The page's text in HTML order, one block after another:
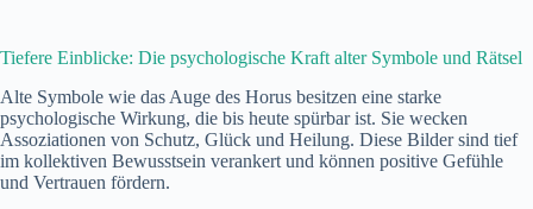
Tiefere Einblicke: Die psychologische Kraft alter Symbole und Rätsel
Alte Symbole wie das Auge des Horus besitzen eine starke
psychologische Wirkung, die bis heute spürbar ist. Sie wecken
Assoziationen von Schutz, Glück und Heilung. Diese Bilder sind tief
im kollektiven Bewusstsein verankert und können positive Gefühle
und Vertrauen fördern.